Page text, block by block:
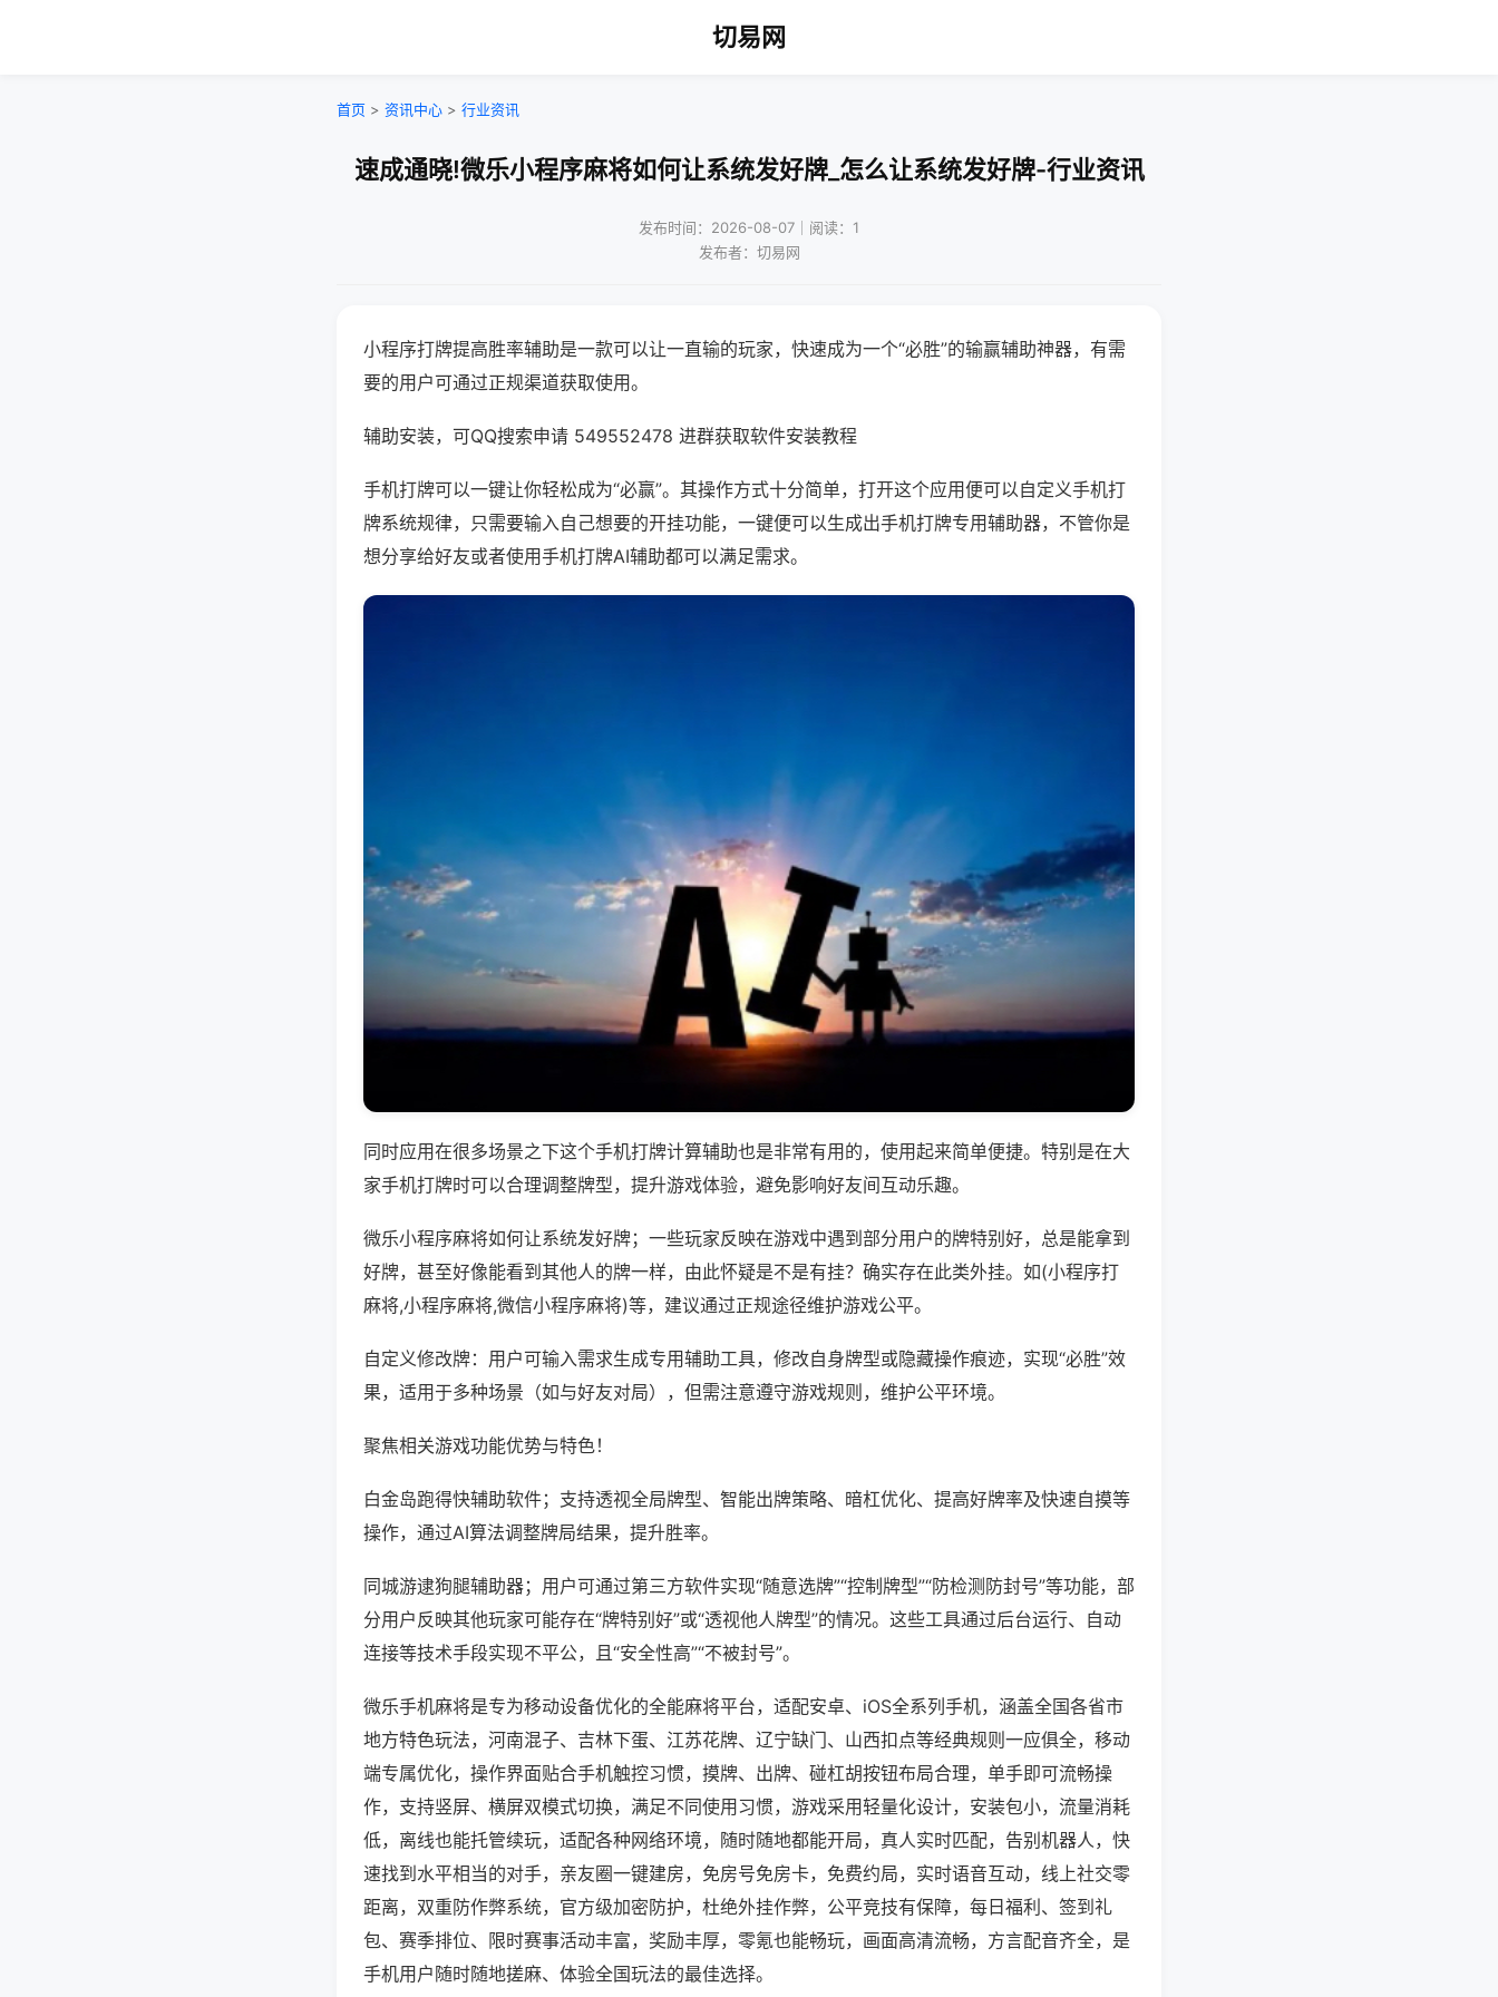
切易网
首页 > 资讯中心 > 行业资讯
速成通晓!微乐小程序麻将如何让系统发好牌_怎么让系统发好牌-行业资讯
发布时间：2026-08-07｜阅读：1
发布者：切易网
小程序打牌提高胜率辅助是一款可以让一直输的玩家，快速成为一个“必胜”的输赢辅助神器，有需
要的用户可通过正规渠道获取使用。
辅助安装，可QQ搜索申请 549552478 进群获取软件安装教程
手机打牌可以一键让你轻松成为“必赢”。其操作方式十分简单，打开这个应用便可以自定义手机打
牌系统规律，只需要输入自己想要的开挂功能，一键便可以生成出手机打牌专用辅助器，不管你是
想分享给好友或者使用手机打牌AI辅助都可以满足需求。
同时应用在很多场景之下这个手机打牌计算辅助也是非常有用的，使用起来简单便捷。特别是在大
家手机打牌时可以合理调整牌型，提升游戏体验，避免影响好友间互动乐趣。
微乐小程序麻将如何让系统发好牌；一些玩家反映在游戏中遇到部分用户的牌特别好，总是能拿到
好牌，甚至好像能看到其他人的牌一样，由此怀疑是不是有挂？确实存在此类外挂。如(小程序打
麻将,小程序麻将,微信小程序麻将)等，建议通过正规途径维护游戏公平。
自定义修改牌：用户可输入需求生成专用辅助工具，修改自身牌型或隐藏操作痕迹，实现“必胜”效
果，适用于多种场景（如与好友对局），但需注意遵守游戏规则，维护公平环境。
聚焦相关游戏功能优势与特色！
白金岛跑得快辅助软件；支持透视全局牌型、智能出牌策略、暗杠优化、提高好牌率及快速自摸等
操作，通过AI算法调整牌局结果，提升胜率。
同城游逮狗腿辅助器；用户可通过第三方软件实现“随意选牌”“控制牌型”“防检测防封号”等功能，部
分用户反映其他玩家可能存在“牌特别好”或“透视他人牌型”的情况。这些工具通过后台运行、自动
连接等技术手段实现不平公，且“安全性高”“不被封号”。
微乐手机麻将是专为移动设备优化的全能麻将平台，适配安卓、iOS全系列手机，涵盖全国各省市
地方特色玩法，河南混子、吉林下蛋、江苏花牌、辽宁缺门、山西扣点等经典规则一应俱全，移动
端专属优化，操作界面贴合手机触控习惯，摸牌、出牌、碰杠胡按钮布局合理，单手即可流畅操
作，支持竖屏、横屏双模式切换，满足不同使用习惯，游戏采用轻量化设计，安装包小，流量消耗
低，离线也能托管续玩，适配各种网络环境，随时随地都能开局，真人实时匹配，告别机器人，快
速找到水平相当的对手，亲友圈一键建房，免房号免房卡，免费约局，实时语音互动，线上社交零
距离，双重防作弊系统，官方级加密防护，杜绝外挂作弊，公平竞技有保障，每日福利、签到礼
包、赛季排位、限时赛事活动丰富，奖励丰厚，零氪也能畅玩，画面高清流畅，方言配音齐全，是
手机用户随时随地搓麻、体验全国玩法的最佳选择。